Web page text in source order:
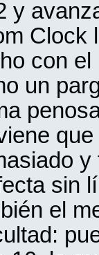
y
Clock
con
un
y
sin
el